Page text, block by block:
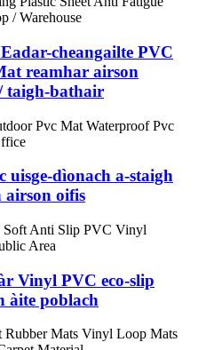
cheangailte PVC
reamhar airson
taigh-bathair
uisge-dìonach a-staigh
airson oifis
Vinyl PVC eco-slip
àite poblach